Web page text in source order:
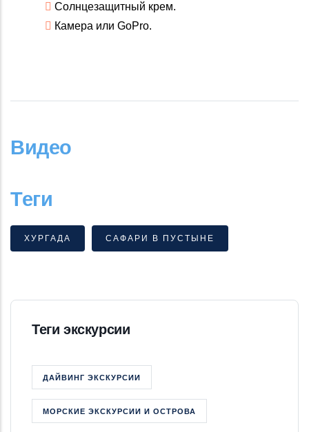
Солнцезащитный крем.
Камера или GoPro.
Видео
Теги
ХУРГАДА САФАРИ В ПУСТЫНЕ
Теги экскурсии
ДАЙВИНГ ЭКСКУРСИИ
МОРСКИЕ ЭКСКУРСИИ И ОСТРОВА